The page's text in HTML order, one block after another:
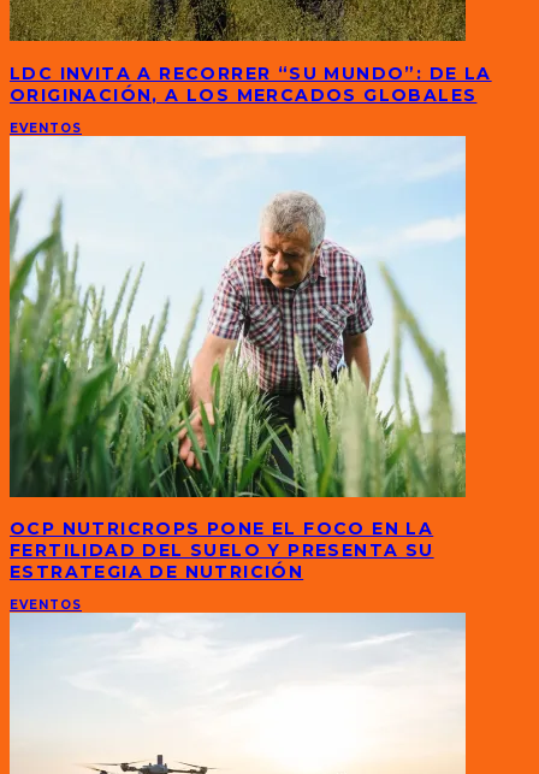
LDC INVITA A RECORRER “SU MUNDO”: DE LA
ORIGINACIÓN, A LOS MERCADOS GLOBALES
EVENTOS
OCP NUTRICROPS PONE EL FOCO EN LA
FERTILIDAD DEL SUELO Y PRESENTA SU
ESTRATEGIA DE NUTRICIÓN
EVENTOS